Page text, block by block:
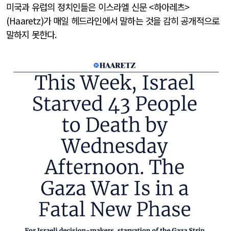
미국과 유럽의 정치인들은 이스라엘 신문<하아레츠>
(Haaretz)가 매일 헤드라인에서 말하는 것을 감히 공개적으로
말하지 못한다.